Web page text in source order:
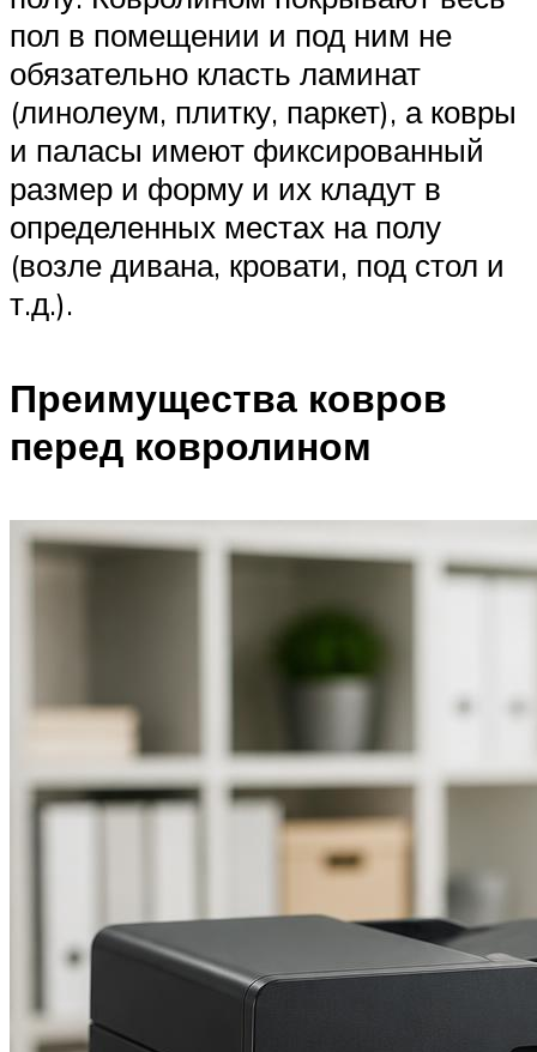
пол в помещении и под ним не
обязательно класть ламинат
(линолеум, плитку, паркет), а ковры
и паласы имеют фиксированный
размер и форму и их кладут в
определенных местах на полу
(возле дивана, кровати, под стол и
т.д.).
Преимущества ковров
перед ковролином